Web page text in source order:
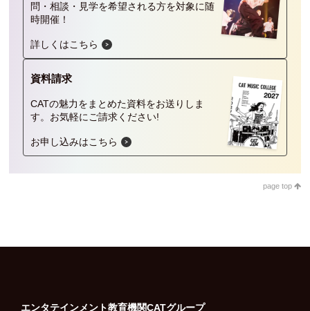
問・相談・見学を希望される方を対象に随
時開催！
詳しくはこちら
資料請求
CATの魅力をまとめた資料をお送りしま
す。 お気軽にご請求ください!
お申し込みはこちら
page top
エンタテインメント教育機関CATグループ